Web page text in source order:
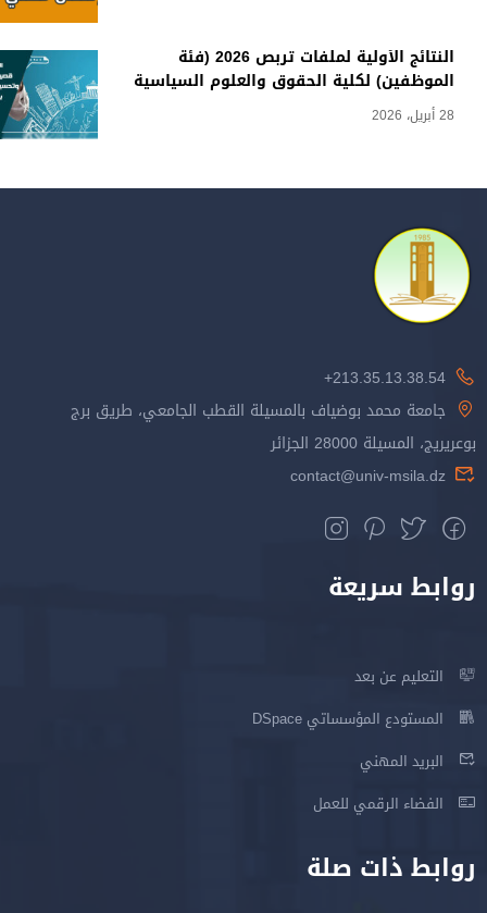
النتائج الأولية لملفات تربص 2026 (فئة
الموظفين) لكلية الحقوق والعلوم السياسية
28 أبريل، 2026
213.35.13.38.54+
جامعة محمد بوضياف بالمسيلة القطب الجامعي، طريق برج
بوعريريج، المسيلة 28000 الجزائر
contact@univ-msila.dz
روابط سريعة
التعليم عن بعد
المستودع المؤسساتي DSpace
البريد المهني
الفضاء الرقمي للعمل
روابط ذات صلة